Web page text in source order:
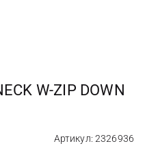
W-ZIP DOWN
Артикул: 2326936